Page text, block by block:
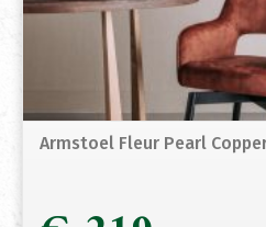
Armstoel Fleur Pearl